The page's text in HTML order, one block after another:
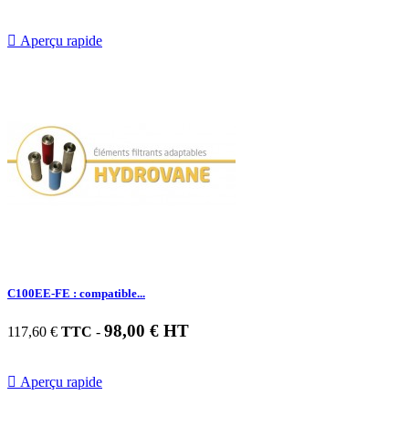
 Aperçu rapide
C100EE-FE : compatible...
117,60 € TTC - 98,00 € HT
 Aperçu rapide